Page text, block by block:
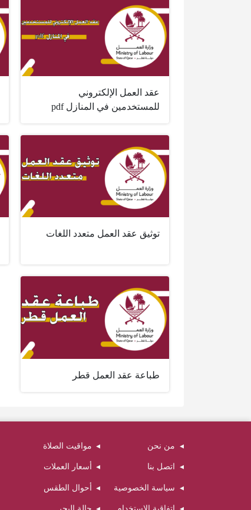
عقد العمل الإلكتروني
للمستخدمين في المنازل pdf
توثيق عقد العمل متعدد اللغات
طباعة عقد العمل قطر
من نحن
اتصل بنا
سياسة الخصوصية
مواقيت الصلاة
أسعار العملات
أحوال الطقس